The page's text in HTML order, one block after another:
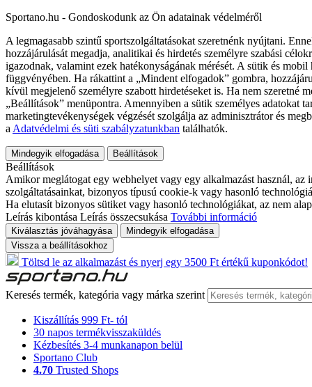
Sportano.hu - Gondoskodunk az Ön adatainak védelméről
A legmagasabb szintű sportszolgáltatásokat szeretnénk nyújtani.
hozzájárulását megadja, analitikai és hirdetés személyre szabási
igazodnak, valamint ezek hatékonyságának mérését. A sütik és
függvényében. Ha rákattint a „Mindent elfogadok” gombra,
kívül megjelenő személyre szabott hirdetéseket is. Ha nem szeretné
„Beállítások” menüpontra. Amennyiben a sütik személyes adatokat
marketingtevékenységek végzését szolgálja az adminisztrátor és
a Adatvédelmi és süti szabályzatunkban találhatók.
Mindegyik elfogadása Beállítások
Beállítások
Amikor meglátogat egy webhelyet vagy egy alkalmazást használ,
szolgáltatásainkat, bizonyos típusú cookie-k vagy hasonló
Ha elutasít bizonyos sütiket vagy hasonló technológiákat, az nem
Leírás kibontása Leírás összecsukása További információ
Kiválasztás jóváhagyása
Mindegyik elfogadása
Vissza a beállításokhoz
Töltsd le az alkalmazást és nyerj egy 3500 Ft értékű kuponkódot!
Keresés termék, kategória vagy márka szerint
Kiszállítás 999 Ft- tól
30 napos termékvisszaküldés
Kézbesítés 3-4 munkanapon belül
Sportano Club
4.70 Trusted Shops